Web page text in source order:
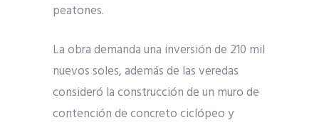
peatones.
La obra demanda una inversión de 210 mil
nuevos soles, además de las veredas
consideró la construcción de un muro de
contención de concreto ciclópeo y